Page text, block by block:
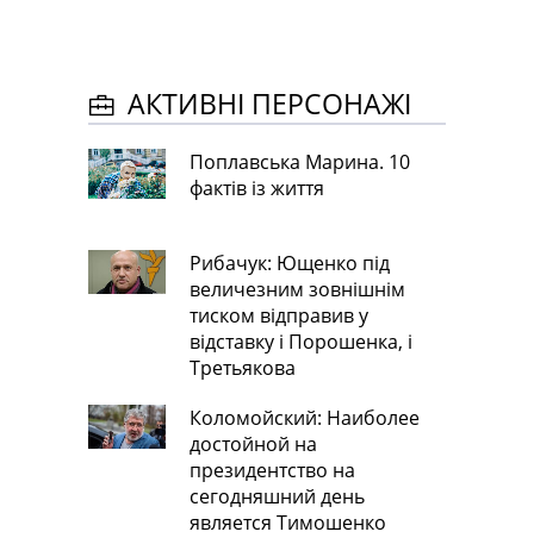
АКТИВНІ ПЕРСОНАЖІ
Поплавська Марина. 10
фактів із життя
Рибачук: Ющенко під
величезним зовнішнім
тиском відправив у
відставку і Порошенка, і
Третьякова
Коломойский: Наиболее
достойной на
президентство на
сегодняшний день
является Тимошенко